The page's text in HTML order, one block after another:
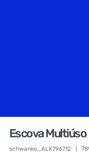
Escova Multiúso
schwanke_ALK796712